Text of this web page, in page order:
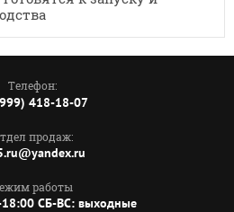
Телефон:
418-18-07
продаж:
работы
СБ-ВС: выходные